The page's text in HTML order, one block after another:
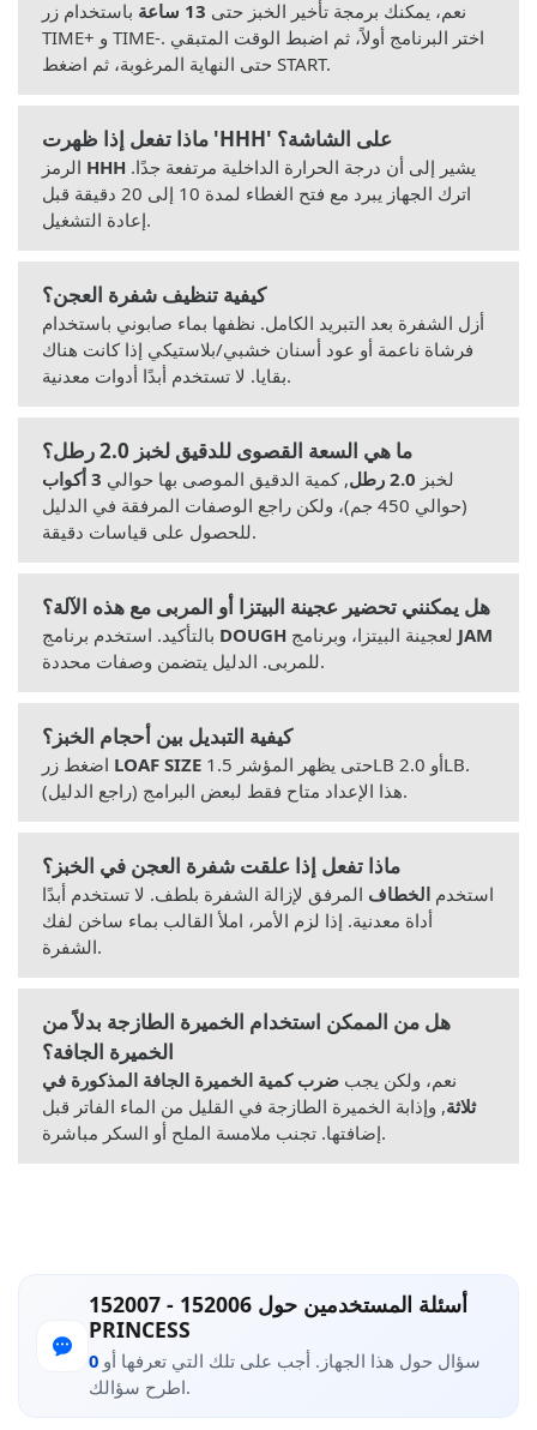
نعم، يمكنك برمجة تأخير الخبز حتى 13 ساعة
باستخدام زر
TIME+ و TIME-. اختر البرنامج أولاً، ثم اضبط الوقت المتبقي
حتى النهاية المرغوبة، ثم اضغط START.
ماذا تفعل إذا ظهرت 'HHH' على الشاشة؟
HHH
اترك الجهاز يبرد مع فتح الغطاء لمدة 10 إلى 20 دقيقة قبل
إعادة التشغيل.
كيفية تنظيف شفرة العجن؟
أزل الشفرة بعد التبريد الكامل. نظفها بماء صابوني باستخدام
فرشاة ناعمة أو عود أسنان خشبي/بلاستيكي إذا كانت هناك
بقايا. لا تستخدم أبدًا أدوات معدنية.
ما هي السعة القصوى للدقيق لخبز 2.0 رطل؟
لخبز 2.0 رطل , كمية الدقيق الموصى بها حوالي 3 أكواب
(حوالي 450 جم)، ولكن راجع الوصفات المرفقة في الدليل
للحصول على قياسات دقيقة.
هل يمكنني تحضير عجينة البيتزا أو المربى مع هذه الآلة؟
DOUGH
JAM
للمربى. الدليل يتضمن وصفات محددة.
كيفية التبديل بين أحجام الخبز؟
LOAF SIZE
هذا الإعداد متاح فقط لبعض البرامج (راجع الدليل).
ماذا تفعل إذا علقت شفرة العجن في الخبز؟
استخدم الخطاف المرفق لإزالة الشفرة بلطف. لا تستخدم أبدًا
أداة معدنية. إذا لزم الأمر، املأ القالب بماء ساخن لفك
الشفرة.
هل من الممكن استخدام الخميرة الطازجة بدلاً من
الخميرة الجافة؟
نعم، ولكن يجب ضرب كمية الخميرة الجافة المذكورة في
ثلاثة, وإذابة الخميرة الطازجة في القليل من الماء الفاتر قبل
إضافتها. تجنب ملامسة الملح أو السكر مباشرة.
أسئلة المستخدمين حول 152006 - 152007
PRINCESS
0
اطرح سؤالك.